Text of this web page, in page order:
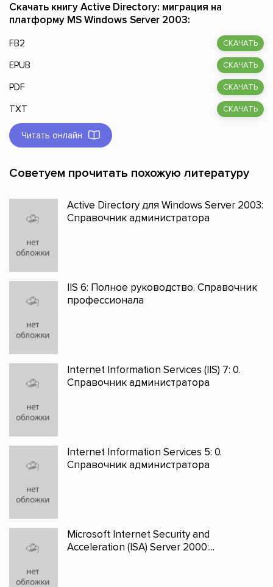
Скачать книгу Active Directory: миграция на
платформу MS Windows Server 2003:
FB2 СКАЧАТЬ
EPUB СКАЧАТЬ
PDF СКАЧАТЬ
TXT СКАЧАТЬ
Читать онлайн
Советуем прочитать похожую литературу
Active Directory для Windows Server 2003:
Справочник администратора
IIS 6: Полное руководство. Справочник
профессионала
Internet Information Services (IIS) 7: 0.
Справочник администратора
Internet Information Services 5: 0.
Справочник администратора
Microsoft Internet Security and
Acceleration (ISA) Server 2000:...